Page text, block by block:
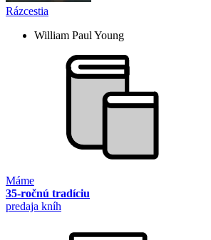
Rázcestia
William Paul Young
Máme
35-ročnú tradíciu
predaja kníh